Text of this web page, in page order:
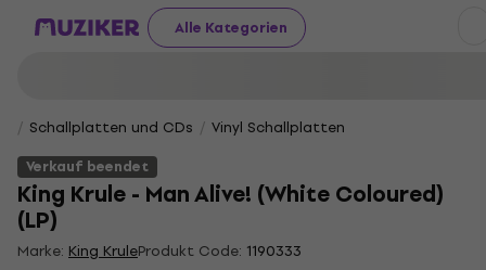
Alle Kategorien
Schallplatten und CDs
Vinyl Schallplatten
Verkauf beendet
King Krule - Man Alive! (White Coloured)
(LP)
Marke: King KruleProdukt Code: 1190333